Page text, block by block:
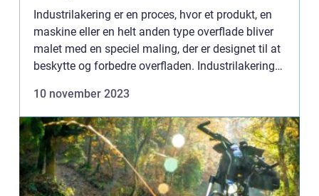
Industrilakering er en proces, hvor et produkt, en
maskine eller en helt anden type overflade bliver
malet med en speciel maling, der er designet til at
beskytte og forbedre overfladen. Industrilakering
10 november 2023